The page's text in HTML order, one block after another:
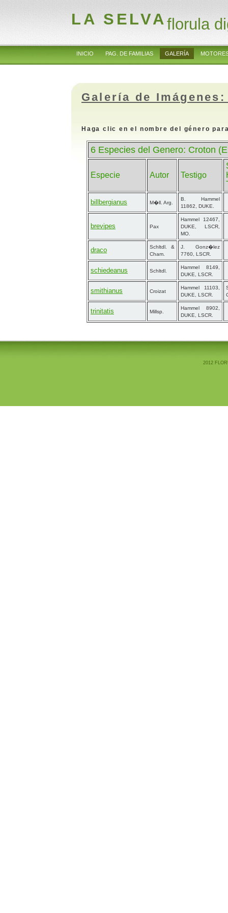
LA SELVAflorula
INICIO PAG. DE FAMILIAS GALERÍA
Galería de
Haga clic en el nombre del género
6 Especies del Genero: Croton
Especie Autor Testigo
billbergianus M�ll. Arg.
B. Hammel
11862, DUKE.
brevipes Pax
Hammel 12467,
DUKE, LSCR,
MO.
draco
Schltdl. &
Cham.
J. Gonz�lez
7760, LSCR.
schiedeanus Schltdl.
Hammel 8149,
DUKE, LSCR.
smithianus Croizat
Hammel 11103,
DUKE, LSCR.
trinitatis Millsp.
Hammel 8902,
DUKE, LSCR.
2012